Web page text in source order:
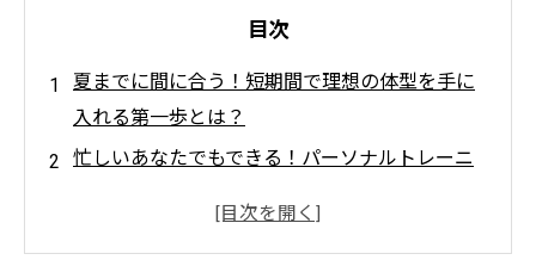
目次
夏までに間に合う！短期間で理想の体型を手に
入れる第一歩とは？
忙しいあなたでもできる！パーソナルトレーニ